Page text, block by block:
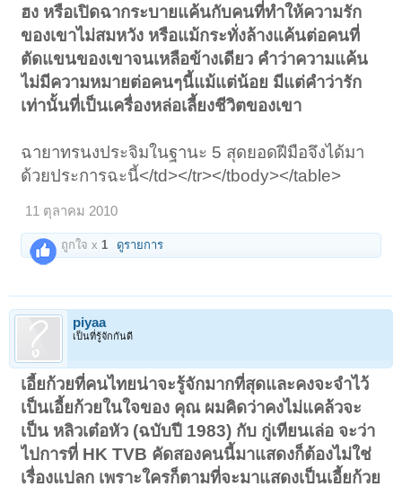
ฮง หรือเปิดฉากระบายแค้นกับคนที่ทำให้ความรัก
ของเขาไม่สมหวัง หรือแม้กระทั่งล้างแค้นต่อคนที่
ตัดแขนของเขาจนเหลือข้างเดียว คำว่าความแค้น
ไม่มีความหมายต่อคนๆนี้แม้แต่น้อย มีแต่คำว่ารัก
เท่านั้นที่เป็นเครื่องหล่อเลี้ยงชีวิตของเขา
ฉายาทรนงประจิมในฐานะ 5 สุดยอดฝีมือจึงได้มา
ด้วยประการฉะนี้</td></tr></tbody></table>
11 ตุลาคม 2010
ถูกใจ x1 ดูรายการ
piyaa
เป็นที่รู้จักกันดี
เอี้ยก้วยที่คนไทยน่าจะรู้จักมากที่สุดและคงจะจำไว้
เป็นเอี้ยก้วยในใจของ คุณ ผมคิดว่าคงไม่แคล้วจะ
เป็น หลิวเต๋อหัว (ฉบับปี 1983) กับ กู่เทียนเล่อ จะว่า
ไปการที่ HK TVB คัดสองคนนี้มาแสดงก็ต้องไม่ใช่
เรื่องแปลก เพราะใครก็ตามที่จะมาแสดงเป็นเอี้ยก้วย